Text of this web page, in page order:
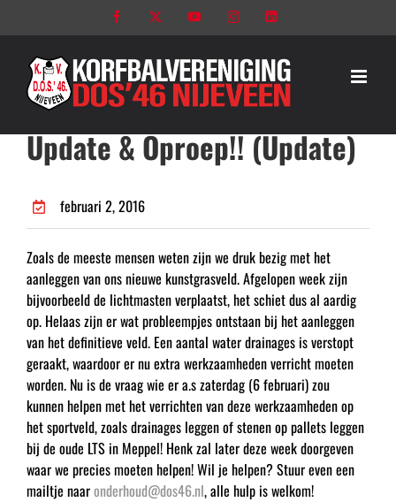
naar
Facebook YouTubeInstagram
Update & Oproep!! (Update)
februari 2, 2016
Zoals de meeste mensen weten zijn we druk bezig met het
aanleggen van ons nieuwe kunstgrasveld. Afgelopen week zijn
bijvoorbeeld de lichtmasten verplaatst, het schiet dus al aardig
op. Helaas zijn er wat probleempjes ontstaan bij het aanleggen
van het definitieve veld. Een aantal water drainages is verstopt
geraakt, waardoor er nu extra werkzaamheden verricht moeten
worden. Nu is de vraag wie er a.s zaterdag (6 februari) zou
kunnen helpen met het verrichten van deze werkzaamheden op
het sportveld, zoals drainages leggen of stenen op pallets leggen
bij de oude LTS in Meppel! Henk zal later deze week doorgeven
waar we precies moeten helpen! Wil je helpen? Stuur even een
mailtje naaronderhoud@dos46.nl, alle hulp is welkom!